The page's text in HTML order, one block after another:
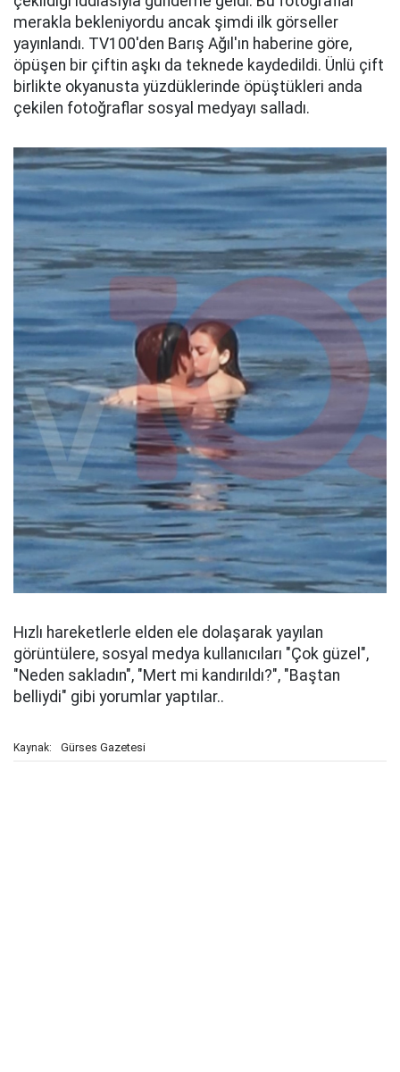
merakla bekleniyordu ancak şimdi ilk görseller
yayınlandı. TV100'den Barış Ağıl'ın haberine göre,
öpüşen bir çiftin aşkı da teknede kaydedildi. Ünlü çift
birlikte okyanusta yüzdüklerinde öpüştükleri anda
çekilen fotoğraflar sosyal medyayı salladı.
Hızlı hareketlerle elden ele dolaşarak yayılan
görüntülere, sosyal medya kullanıcıları "Çok güzel",
"Neden sakladın", "Mert mi kandırıldı?", "Baştan
belliydi" gibi yorumlar yaptılar..
Kaynak: Gürses Gazetesi